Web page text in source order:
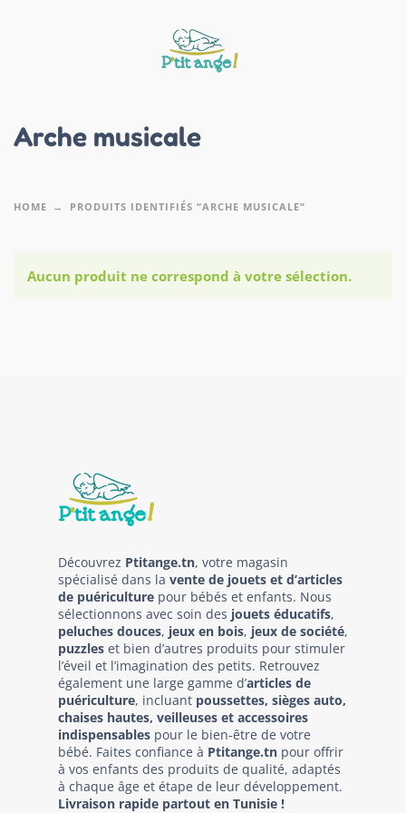
Arche musicale
HOME PRODUITS IDENTIFIÉS “ARCHE MUSICALE”
Aucun produit ne correspond à votre sélection.
Découvrez Ptitange.tn, votre magasin
spécialisé dans la vente de jouets et d’articles
de puériculture pour bébés et enfants. Nous
sélectionnons avec soin des jouets éducatifs,
peluches douces, jeux en bois, jeux de société,
puzzles et bien d’autres produits pour stimuler
l’éveil et l’imagination des petits. Retrouvez
également une large gamme d’articles de
puériculture, incluant poussettes, sièges auto,
chaises hautes, veilleuses et accessoires
indispensables pour le bien-être de votre
bébé. Faites confiance à Ptitange.tn pour offrir
à vos enfants des produits de qualité, adaptés
à chaque âge et étape de leur développement.
Livraison rapide partout en Tunisie !